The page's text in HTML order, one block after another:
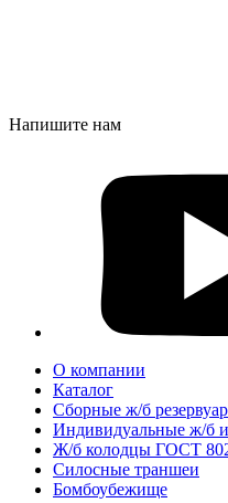
Напишите нам
О компании
Каталог
Сборные ж/б
Индивидуальные ж/б
Ж/б колодцы ГОСТ
Силосные траншеи
Бомбоубежище